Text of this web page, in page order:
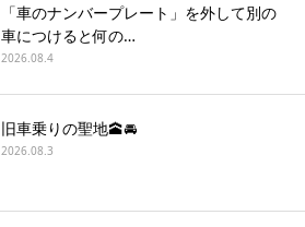
「車のナンバープレート」を外して別の
車につけると何の…
2026.08.4
旧車乗りの聖地🕋🚘
2026.08.3